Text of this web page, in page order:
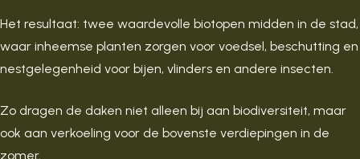
Het resultaat: twee waardevolle biotopen midden in de stad,
waar inheemse planten zorgen voor voedsel, beschutting en
nestgelegenheid voor bijen, vlinders en andere insecten.
Zo dragen de daken niet alleen bij aan biodiversiteit, maar
ook aan verkoeling voor de bovenste verdiepingen in de
zomer.